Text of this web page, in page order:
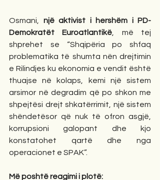
Osmani, një aktivist i hershëm i PD-
Demokratët Euroatlantikë , më tej
shprehet se “Shqipëria po shfaq
problematika të shumta nën drejtimin
e Rilindjes ku ekonomia e vendit është
thuajse në kolaps, kemi një sistem
arsimor në degradim që po shkon me
shpejtësi drejt shkatërrimit, një sistem
shëndetësor që nuk të ofron asgjë,
korrupsioni galopant dhe kjo
konstatohet qartë dhe nga
operacionet e SPAK”.
Më poshtë reagimi i plotë: